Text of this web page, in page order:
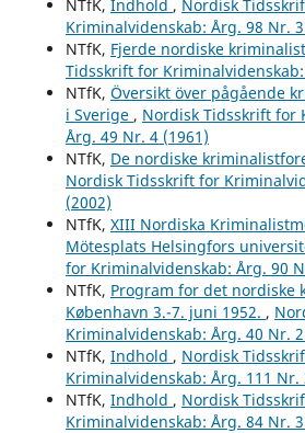
NTfK, Indhold , Nordisk
Kriminalvidenskab: Årg. 98 Nr.
NTfK, Fjerde nordiske
Tidsskrift for
NTfK, Översikt över pågående
i Sverige , Nordisk Tidsskrift for
Årg. 49 Nr. 4 (1961)
NTfK, De nordiske
Nordisk Tidsskrift for
(2002)
NTfK, XIII Nordiska
Mötesplats Helsingfors
for Kriminalvidenskab: Årg. 90
NTfK, Program for det nordiske
København 3.-7. juni 1952. ,
Kriminalvidenskab: Årg. 40 Nr.
NTfK, Indhold , Nordisk
Kriminalvidenskab: Årg. 111 Nr.
NTfK, Indhold , Nordisk
Kriminalvidenskab: Årg. 84 Nr.